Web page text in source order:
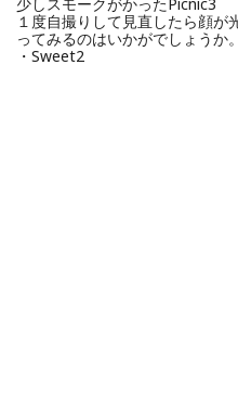
１度自撮りして見直したら顔が
ってみるのはいかがでしょうか。
・Sweet2